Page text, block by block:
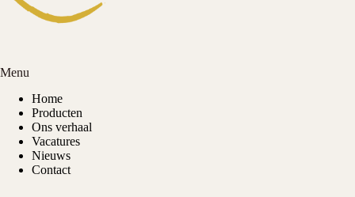
Menu
Home
Producten
Ons verhaal
Vacatures
Nieuws
Contact